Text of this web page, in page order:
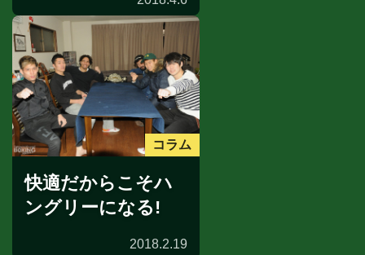
コラム
快適だからこそハ
ングリーになる!
2018.2.19